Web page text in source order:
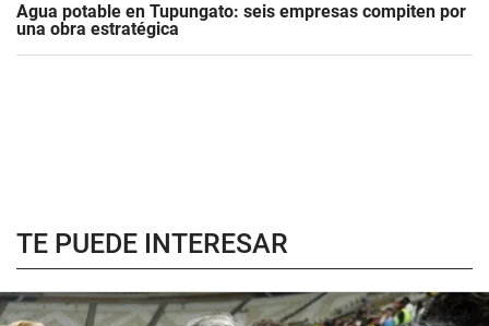
Agua potable en Tupungato: seis empresas compiten por
una obra estratégica
TE PUEDE INTERESAR